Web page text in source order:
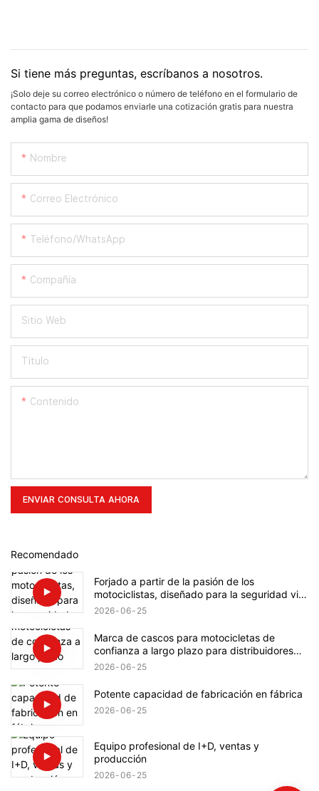
Si tiene más preguntas, escríbanos a nosotros.
¡Solo deje su correo electrónico o número de teléfono en el formulario de
contacto para que podamos enviarle una cotización gratis para nuestra
amplia gama de diseños!
Nombre
Correo Electrónico
Teléfono/WhatsApp
Compañía
Sitio Web
Título
Contenido
ENVIAR CONSULTA AHORA
Recomendado
Forjado a partir de la pasión de los
motociclistas, diseñado para la seguridad vial
a nivel mundial.
2026 06 25
Marca de cascos para motocicletas de
confianza a largo plazo para distribuidores
globales.
2026 06 25
Potente capacidad de fabricación en fábrica
2026 06 25
Equipo profesional de I+D, ventas y
producción
2026 06 25